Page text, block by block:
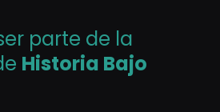
parte de la
Historia Bajo